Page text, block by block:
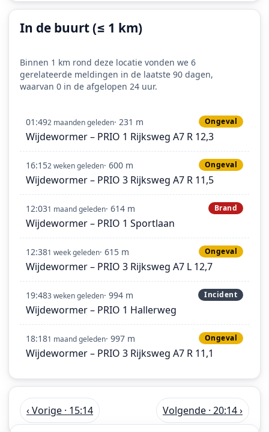
In de buurt (≤ 1 km)
Binnen 1 km rond deze locatie vonden we 6
gerelateerde meldingen in de laatste 90 dagen,
waarvan 0 in de afgelopen 24 uur.
01:492 maanden geleden· 231 m Ongeval
Wijdewormer – PRIO 1 Rijksweg A7 R 12,3
16:152 weken geleden· 600 m Ongeval
Wijdewormer – PRIO 3 Rijksweg A7 R 11,5
12:031 maand geleden· 614 m Brand
Wijdewormer – PRIO 1 Sportlaan
12:381 week geleden· 615 m Ongeval
Wijdewormer – PRIO 3 Rijksweg A7 L 12,7
19:483 weken geleden· 994 m Incident
Wijdewormer – PRIO 1 Hallerweg
18:181 maand geleden· 997 m Ongeval
Wijdewormer – PRIO 3 Rijksweg A7 R 11,1
‹ Vorige · 15:14 Volgende · 20:14 ›